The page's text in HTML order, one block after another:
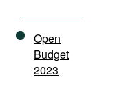
Open
Budget
2023